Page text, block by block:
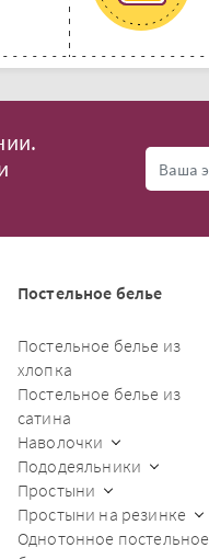
Постельное белье
Постельное белье из
хлопка
Постельное белье из
сатина
Наволочки
Пододеяльники
Простыни
Простыни на резинке
Однотонное постельное